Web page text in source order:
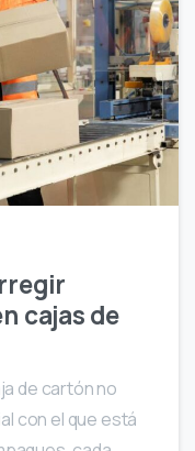
cajas de
de cartón no
con el que está